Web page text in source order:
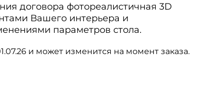
договора фотореалистичная 3D
Вашего интерьера и
параметров стола.
и может изменится на момент заказа.